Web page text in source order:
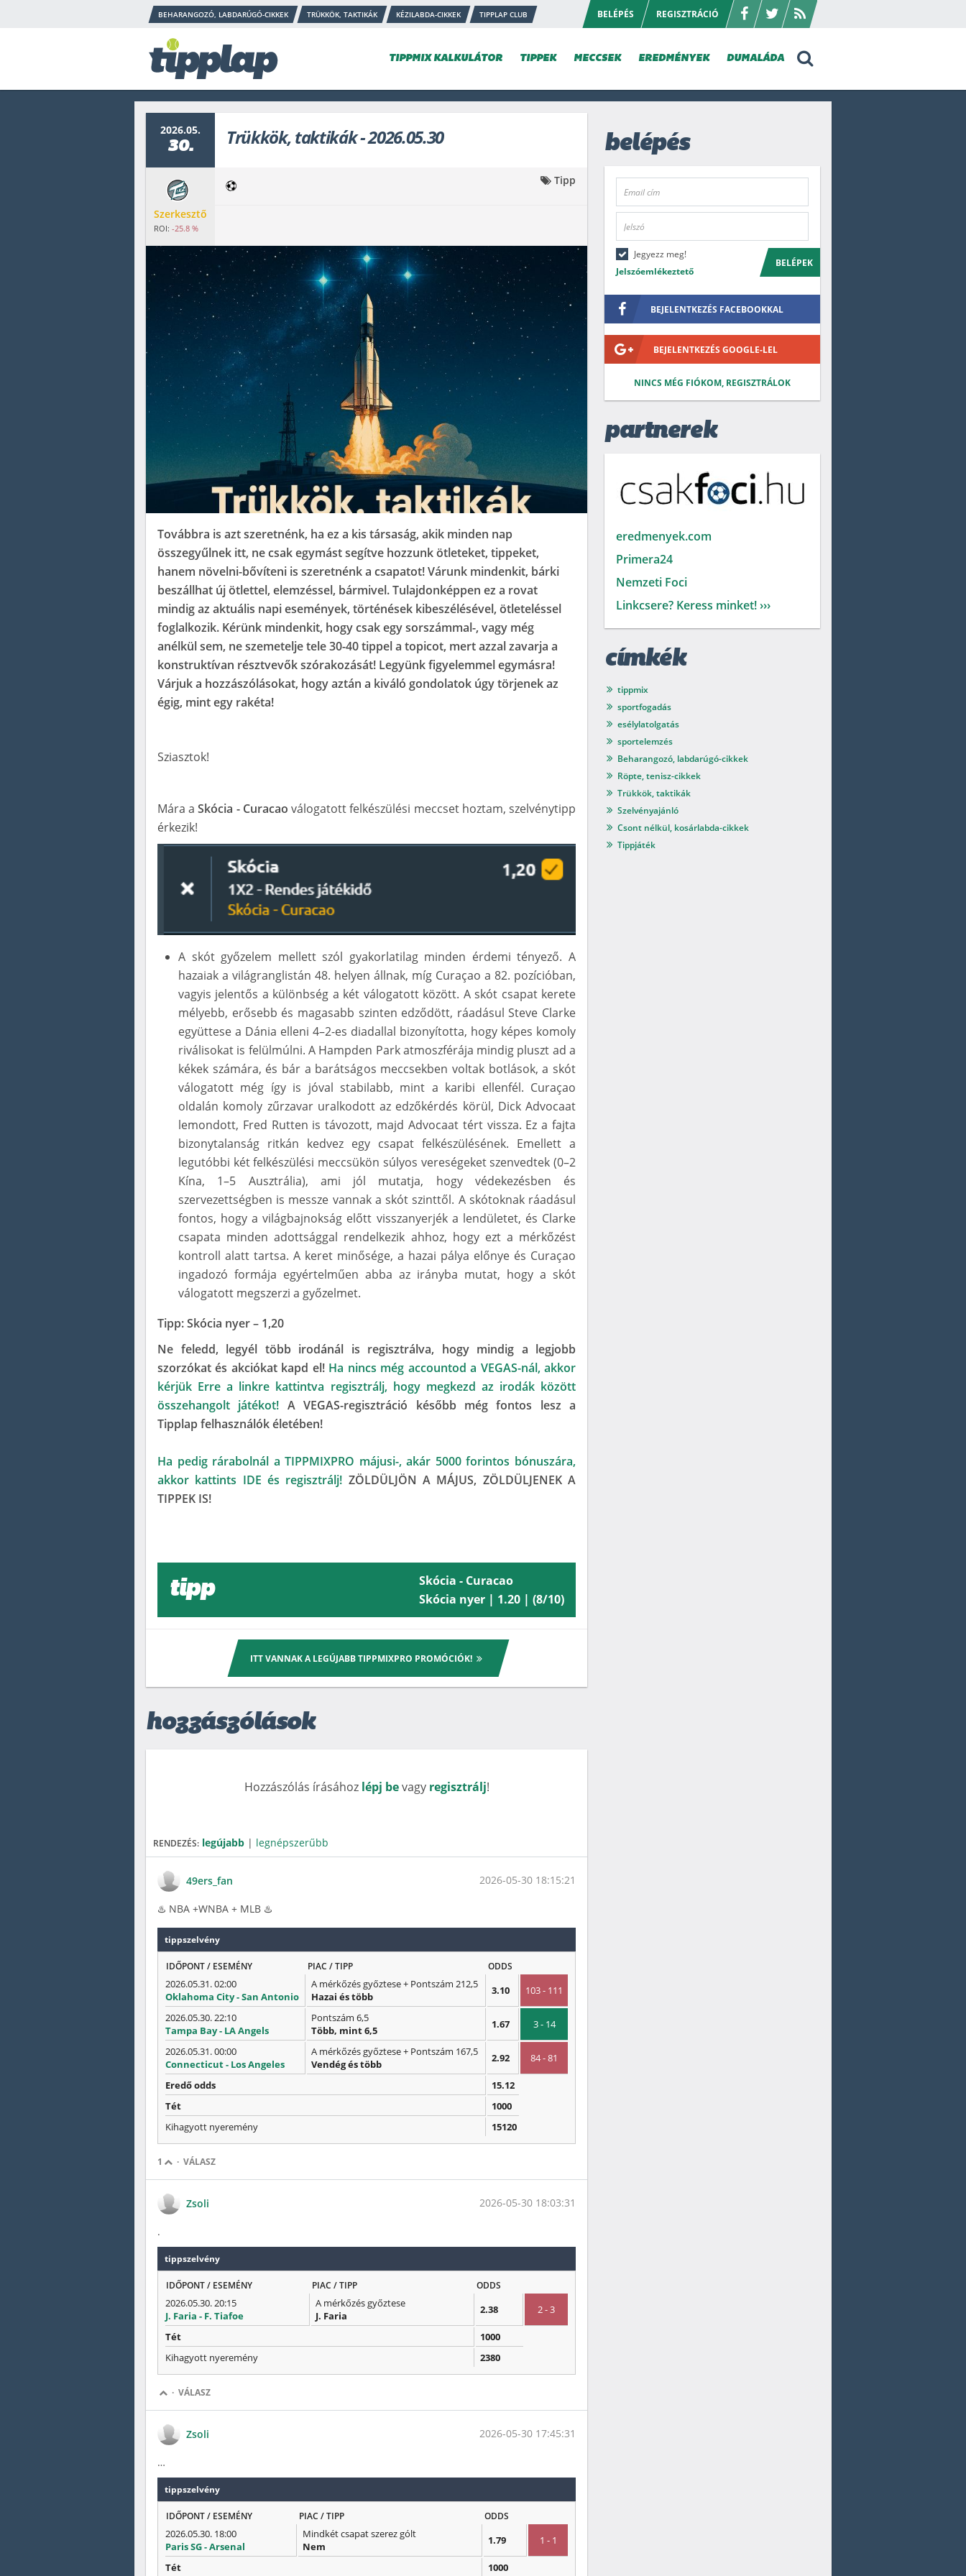
BEHARANGOZÓ, LABDARÚGÓ-CIKKEK TRÜKKÖK, TAKTIKÁK KÉZILABDA-CIKKEK TIPPLAP CLUB BELÉPÉS REGISZTRÁCIÓ
TIPPMIX KALKULÁTOR TIPPEK MECCSEK EREDMÉNYEK DUMALÁDA
2026.05.
30. Trükkök, taktikák - 2026.05.30
Szerkesztő
ROI: -25.8 %
Tipp
Továbbra is azt szeretnénk, ha ez a kis társaság, akik minden nap
összegyűlnek itt, ne csak egymást segítve hozzunk ötleteket, tippeket,
hanem növelni-bővíteni is szeretnénk a csapatot! Várunk mindenkit, bárki
beszállhat új ötlettel, elemzéssel, bármivel. Tulajdonképpen ez a rovat
mindig az aktuális napi események, történések kibeszélésével, ötleteléssel
foglalkozik. Kérünk mindenkit, hogy csak egy sorszámmal-, vagy még
anélkül sem, ne szemetelje tele 30-40 tippel a topicot, mert azzal zavarja a
konstruktívan résztvevők szórakozását! Legyünk figyelemmel egymásra!
Várjuk a hozzászólásokat, hogy aztán a kiváló gondolatok úgy törjenek az
égig, mint egy rakéta!
Sziasztok!
Mára aSkócia - Curacao válogatott felkészülési meccset hoztam, szelvénytipp
érkezik!
A skót győzelem mellett szól gyakorlatilag minden érdemi tényező. A
hazaiak a világranglistán 48. helyen állnak, míg Curaçao a 82. pozícióban,
vagyis jelentős a különbség a két válogatott között. A skót csapat kerete
mélyebb, erősebb és magasabb szinten edződött, ráadásul Steve Clarke
együttese a Dánia elleni 4–2-es diadallal bizonyította, hogy képes komoly
riválisokat is felülmúlni. A Hampden Park atmoszférája mindig pluszt ad a
kékek számára, és bár a barátságos meccsekben voltak botlások, a skót
válogatott még így is jóval stabilabb, mint a karibi ellenfél. Curaçao
oldalán komoly zűrzavar uralkodott az edzőkérdés körül, Dick Advocaat
lemondott, Fred Rutten is távozott, majd Advocaat tért vissza. Ez a fajta
bizonytalanság ritkán kedvez egy csapat felkészülésének. Emellett a
legutóbbi két felkészülési meccsükön súlyos vereségeket szenvedtek (0–2
Kína, 1–5 Ausztrália), ami jól mutatja, hogy védekezésben és
szervezettségben is messze vannak a skót szinttől. A skótoknak ráadásul
fontos, hogy a világbajnokság előtt visszanyerjék a lendületet, és Clarke
csapata minden adottsággal rendelkezik ahhoz, hogy ezt a mérkőzést
kontroll alatt tartsa. A keret minősége, a hazai pálya előnye és Curaçao
ingadozó formája egyértelműen abba az irányba mutat, hogy a skót
válogatott megszerzi a győzelmet.
Tipp: Skócia nyer – 1,20
Ne feledd, legyél több irodánál is regisztrálva, hogy mindig a legjobb
szorzókat és akciókat kapd el! Ha nincs még accountod a VEGAS-nál, akkor
kérjük Erre a linkre kattintva regisztrálj, hogy megkezd az irodák között
összehangolt játékot! A VEGAS-regisztráció később még fontos lesz a
Tipplap felhasználók életében!
Ha pedig rárabolnál a TIPPMIXPRO májusi-, akár 5000 forintos bónuszára,
akkor kattints IDE és regisztrálj! ZÖLDÜLJÖN A MÁJUS, ZÖLDÜLJENEK A
TIPPEK IS!
tipp
Skócia - Curacao
Skócia nyer | 1.20 | (8/10)
ITT VANNAK A LEGÚJABB TIPPMIXPRO PROMÓCIÓK!
hozzászólások
Hozzászólás írásához lépj bevagy regisztrálj!
RENDEZÉS: legújabb | legnépszerűbb
49ers_fan 2026-05-30 18:15:21
♨️ NBA +WNBA + MLB ♨️
tippszelvény
IDŐPONT / ESEMÉNY PIAC / TIPP ODDS
2026.05.31. 02:00
Oklahoma City - San Antonio
A mérkőzés győztese + Pontszám 212,5
Hazai és több
3.10 103 - 111
2026.05.30. 22:10
Tampa Bay - LA Angels
Pontszám 6,5
Több, mint 6,5
1.67 3 - 14
2026.05.31. 00:00
Connecticut - Los Angeles
A mérkőzés győztese + Pontszám 167,5
Vendég és több
2.92 84 - 81
Eredő odds
15.12
Tét
1000
Kihagyott nyeremény
15120
1 · VÁLASZ
Zsoli 2026-05-30 18:03:31
.
tippszelvény
IDŐPONT / ESEMÉNY PIAC / TIPP ODDS
2026.05.30. 20:15
J. Faria - F. Tiafoe
A mérkőzés győztese
J. Faria
2.38 2 - 3
Tét
1000
Kihagyott nyeremény
2380
· VÁLASZ
Zsoli 2026-05-30 17:45:31
…
tippszelvény
IDŐPONT / ESEMÉNY PIAC / TIPP ODDS
2026.05.30. 18:00
Paris SG - Arsenal
Mindkét csapat szerez gólt
Nem
1.79 1 - 1
Tét 1000
belépés
Jegyezz meg!
Jelszóemlékeztető
BELÉPEK
BEJELENTKEZÉS FACEBOOKKAL
BEJELENTKEZÉS GOOGLE-LEL
NINCS MÉG FIÓKOM, REGISZTRÁLOK
partnerek
eredmenyek.com
Primera24
Nemzeti Foci
Linkcsere? Keress minket! ›››
címkék
tippmix
sportfogadás
esélylatolgatás
sportelemzés
Beharangozó, labdarúgó-cikkek
Röpte, tenisz-cikkek
Trükkök, taktikák
Szelvényajánló
Csont nélkül, kosárlabda-cikkek
Tippjáték